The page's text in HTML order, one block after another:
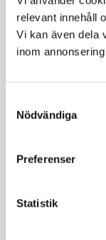
relevant innehåll
Vi kan även dela
inom
Selection
Nödvändiga
Preferenser
Statistik